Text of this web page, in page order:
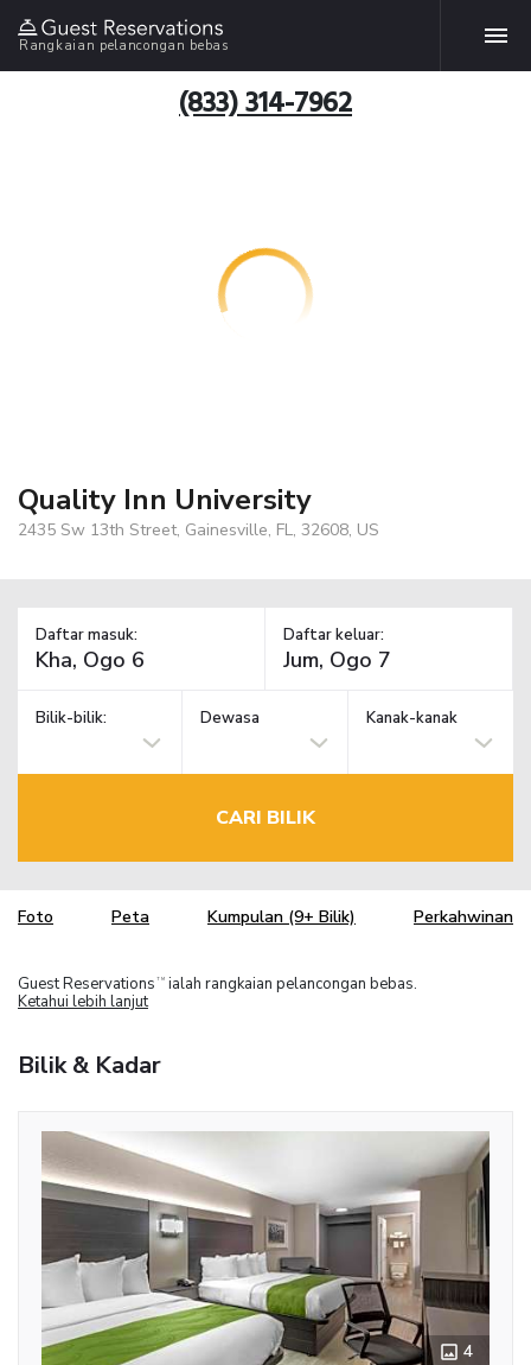
Rangkaian pelancongan bebas
(833) 314-7962
Quality Inn University
2435 Sw 13th Street, Gainesville, FL, 32608, US
Daftar masuk: Daftar keluar:
Bilik-bilik: Dewasa Kanak-kanak
CARI BILIK
Foto Peta Kumpulan (9+ Bilik) Perkahwinan
Guest Reservations TM ialah rangkaian pelancongan bebas.
Ketahui lebih lanjut
Bilik & Kadar
4